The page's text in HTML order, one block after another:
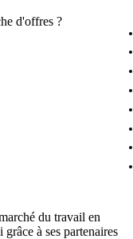
d'offres ?
du travail en
à ses partenaires